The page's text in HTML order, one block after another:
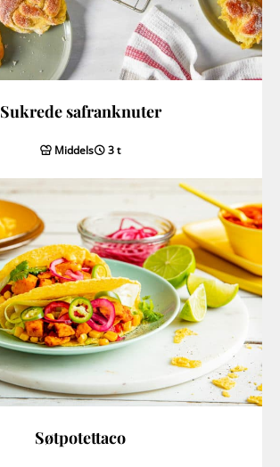
Sukrede safranknuter
Middels 3 t
Søtpotettaco